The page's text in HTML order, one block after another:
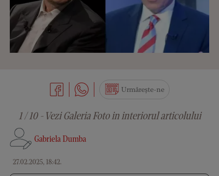
Gabriela Dumba
27.02.2025, 18:42.
Urmărește-ne
1 / 10 - Vezi Galeria Foto in interiorul articolului